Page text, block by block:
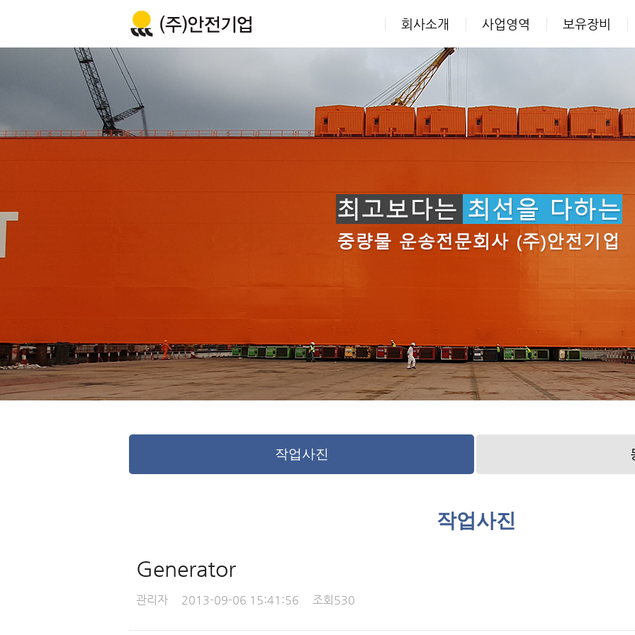
회사소개 사업영역 보유장비
인사말
연혁
육상운송(중량물운송)
보유장비
멀티(MSPE)
자주식(MSPM)
트랙터
작업사진
동영상
작업사진
작업사진
Generator
관리자 2013-09-06 15:41:56 조회530